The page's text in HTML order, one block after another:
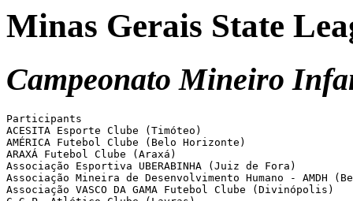
Minas Gerais State
Campeonato Mineiro
Participants
ACESITA Esporte Clube (Timóteo)
AMÉRICA Futebol Clube (Belo Horizonte)
ARAXÁ Futebol Clube (Araxá)
Associação Esportiva UBERABINHA (Juiz de Fora)
Associação Mineira de Desenvolvimento Humano - AMDH
Associação VASCO DA GAMA Futebol Clube (Divinópolis)